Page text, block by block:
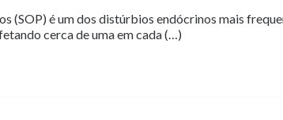
(SOP) é um dos distúrbios endócrinos mais
cerca de uma em cada (…)